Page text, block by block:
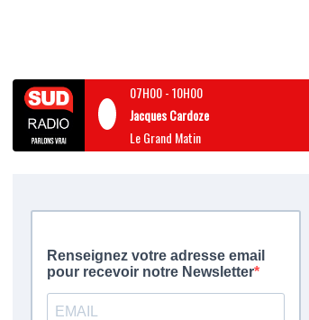
07H00-10H00
Jacques Cardoze
Le Grand Matin